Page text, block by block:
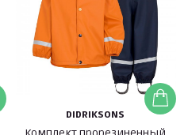
DIDRIKSONS